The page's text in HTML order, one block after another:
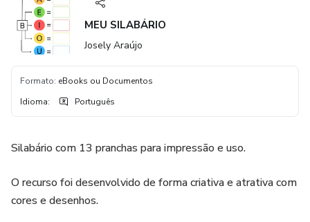
MEU SILABÁRIO
Josely Araújo
Formato: eBooks ou Documentos
Idioma: Português
Silabário com 13 pranchas para impressão e uso.
O recurso foi desenvolvido de forma criativa e atrativa com
cores e desenhos.